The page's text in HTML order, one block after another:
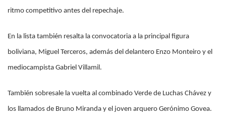
ritmo competitivo antes del repechaje.
En la lista también resalta la convocatoria a la principal figura
boliviana, Miguel Terceros, además del delantero Enzo Monteiro y el
mediocampista Gabriel Villamil.
También sobresale la vuelta al combinado Verde de Luchas Chávez y
los llamados de Bruno Miranda y el joven arquero Gerónimo Govea.